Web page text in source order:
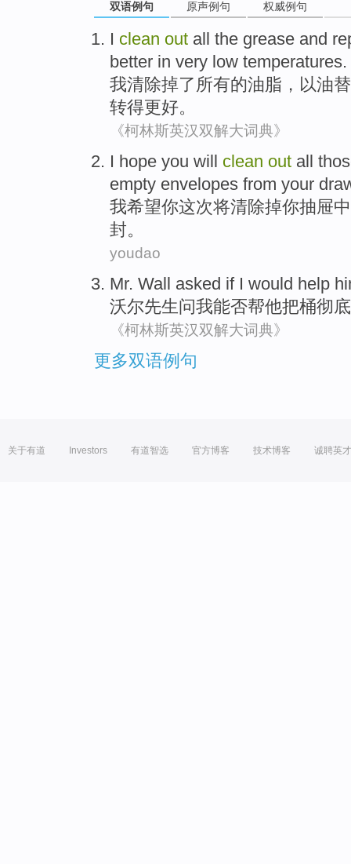
双语例句 原声例句 权威例句
I clean out all the grease and
better in very low temperatures.
我清除掉了 所有的油脂 ， 以油
转得更好。
《柯林斯英汉双解大词典》
I hope you will clean out all
empty envelopes from your
我希望你这次将清除掉你抽屉中
封。
youdao
Mr. Wall asked if I would help
沃尔先生问我能否帮他把桶彻底
《柯林斯英汉双解大词典》
更多双语例句
关于有道 Investors 有道智选 官方博客 技术博客 诚聘英才